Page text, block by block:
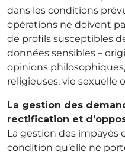
dans les conditions
opérations ne doivent
de profils susceptibles
données sensibles –
opinions
religieuses, vie sexuelle
La gestion des
rectification et
La gestion des impayés
condition qu’elle ne